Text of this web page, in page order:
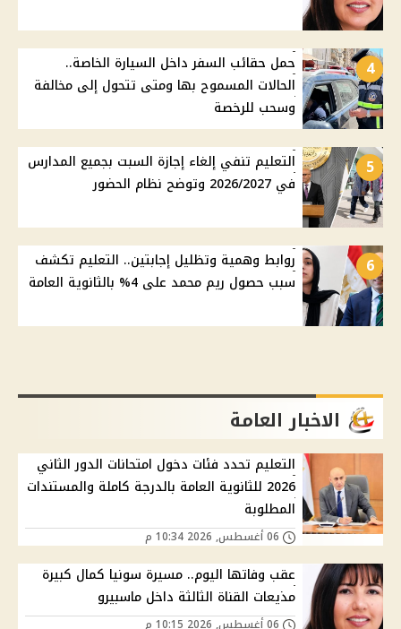
4
حمل حقائب السفر داخل السيارة الخاصة..
الحالات المسموح بها ومتى تتحول إلى مخالفة
وسحب للرخصة
5
التعليم تنفي إلغاء إجازة السبت بجميع المدارس
في 2026/2027 وتوضح نظام الحضور
6
روابط وهمية وتظليل إجابتين.. التعليم تكشف
سبب حصول ريم محمد على 4% بالثانوية العامة
الاخبار العامة
التعليم تحدد فئات دخول امتحانات الدور الثاني
2026 للثانوية العامة بالدرجة كاملة والمستندات
المطلوبة
عقب وفاتها اليوم.. مسيرة سونيا كمال كبيرة
مذيعات القناة الثالثة داخل ماسبيرو